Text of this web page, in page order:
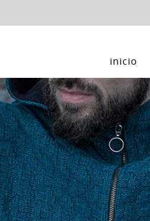
inicio